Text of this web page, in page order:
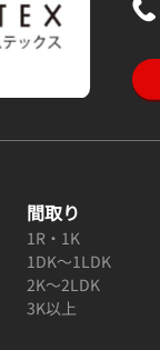
間取り
1R・1K
1DK～1LDK
2K～2LDK
3K以上